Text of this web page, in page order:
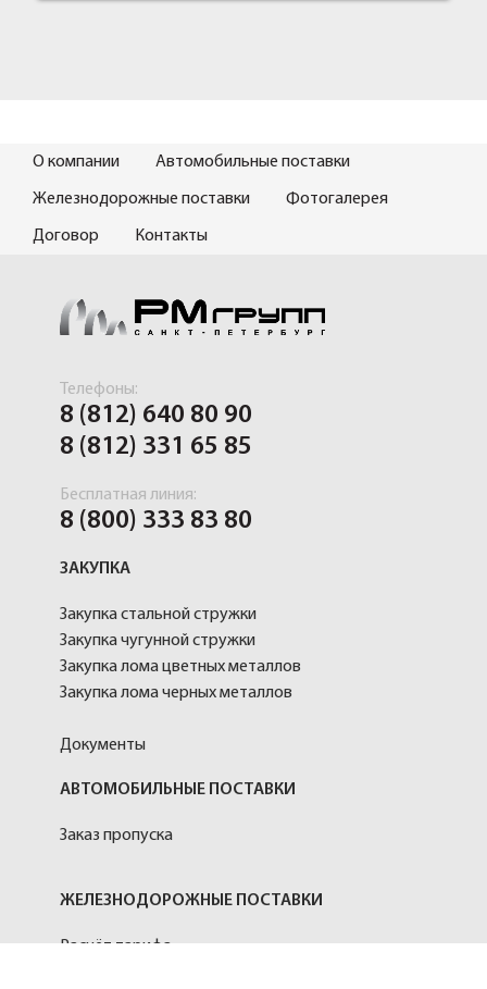
О компании Автомобильные поставки
Железнодорожные поставки Фотогалерея
Договор Контакты
Телефоны:
8 (812) 640 80 90
8 (812) 331 65 85
Бесплатная линия:
8 (800) 333 83 80
ЗАКУПКА
Закупка стальной стружки
Закупка чугунной стружки
Закупка лома цветных металлов
Закупка лома черных металлов
Документы
АВТОМОБИЛЬНЫЕ ПОСТАВКИ
Заказ пропуска
ЖЕЛЕЗНОДОРОЖНЫЕ ПОСТАВКИ
Расчёт тарифа